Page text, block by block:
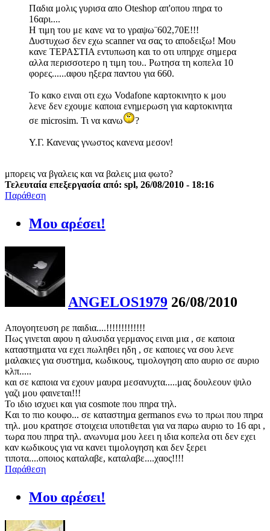
Παδια μολις γυρισα απο Oteshop απ'οπου πηρα το
16αρι....
Η τιμη του με κανε να το γραψω¨602,70Ε!!!
Δυστυχωσ δεν εχω scanner να σας το αποδειξω! Μου
κανε ΤΕΡΑΣΤΙΑ εντυπωση και το οτι υπηρχε σημερα
αλλα περισσοτερο η τιμη του.. Ρωτησα τη κοπελα 10
φορες......αφου ηξερα παντου για 660.
Το κακο ειναι οτι εχω Vodafone καρτοκινητο κ μου
λενε δεν εχουμε καποια ενημερωση για καρτοκινητα
σε microsim. Τι να κανω
?
Υ.Γ. Κανενας γνωστος κανενα μεσον!
μπορεις να βγαλεις και να βαλεις μια φωτο?
Τελευταία επεξεργασία από: spl, 26/08/2010 - 18:16
Παράθεση
Μου αρέσει!
ANGELOS1979 26/08/2010
Απογοητευση ρε παιδια....!!!!!!!!!!!!!
Πως γινεται αφου η αλυσιδα γερμανος ειναι μια , σε καποια
καταστηματα να εχει πωληθει ηδη , σε καποιες να σου λενε
μαλακιες για συστημα, κωδικους, τιμολογηση απο αυριο σε αυριο
κλπ.....
και σε καποια να εχουν μαυρα μεσανυχτα.....μας δουλεουν ψιλο
γαζι μου φαινεται!!!
Το ιδιο ισχυει και για cosmote που πηρα τηλ.
Kαι το πιο κουφο... σε καταστημα germanos ενω το πρωι που πηρα
τηλ. μου κρατησε στοιχεια υποτιθεται για να παρω αυριο το 16 αρι ,
τωρα που πηρα τηλ. ανωνυμα μου λεει η ιδια κοπελα οτι δεν εχει
καν κωδικους για να κανει τιμολογηση και δεν ξερει
τιποτα....οποιος καταλαβε, καταλαβε....χαος!!!!
Παράθεση
Μου αρέσει!